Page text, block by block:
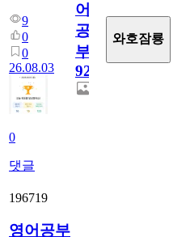
9
0
0
26.08.03
0
댓글
어
공
부
927
와호잠룡
196719
영어공부